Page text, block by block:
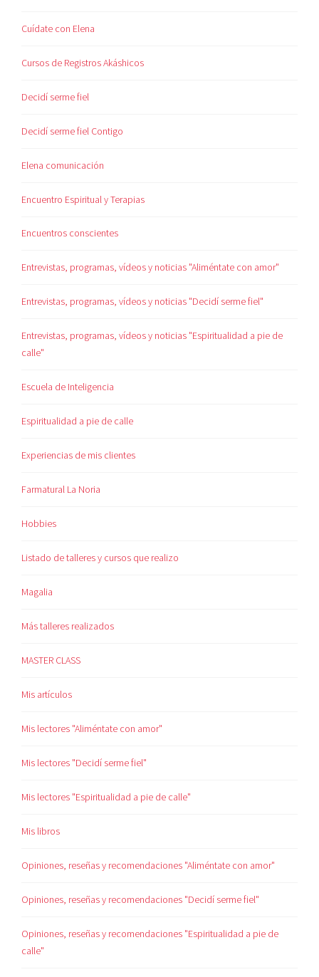
Cuídate con Elena
Cursos de Registros Akáshicos
Decidí serme fiel
Decidí serme fiel Contigo
Elena comunicación
Encuentro Espiritual y Terapias
Encuentros conscientes
Entrevistas, programas, vídeos y noticias "Aliméntate con amor"
Entrevistas, programas, vídeos y noticias "Decidí serme fiel"
Entrevistas, programas, vídeos y noticias "Espiritualidad a pie de
calle"
Escuela de Inteligencia
Espiritualidad a pie de calle
Experiencias de mis clientes
Farmatural La Noria
Hobbies
Listado de talleres y cursos que realizo
Magalia
Más talleres realizados
MASTER CLASS
Mis artículos
Mis lectores "Aliméntate con amor"
Mis lectores "Decidí serme fiel"
Mis lectores "Espiritualidad a pie de calle"
Mis libros
Opiniones, reseñas y recomendaciones "Aliméntate con amor"
Opiniones, reseñas y recomendaciones "Decidí serme fiel"
Opiniones, reseñas y recomendaciones "Espiritualidad a pie de
calle"